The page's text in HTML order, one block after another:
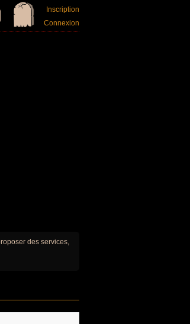
Inscription
Connexion
des services,